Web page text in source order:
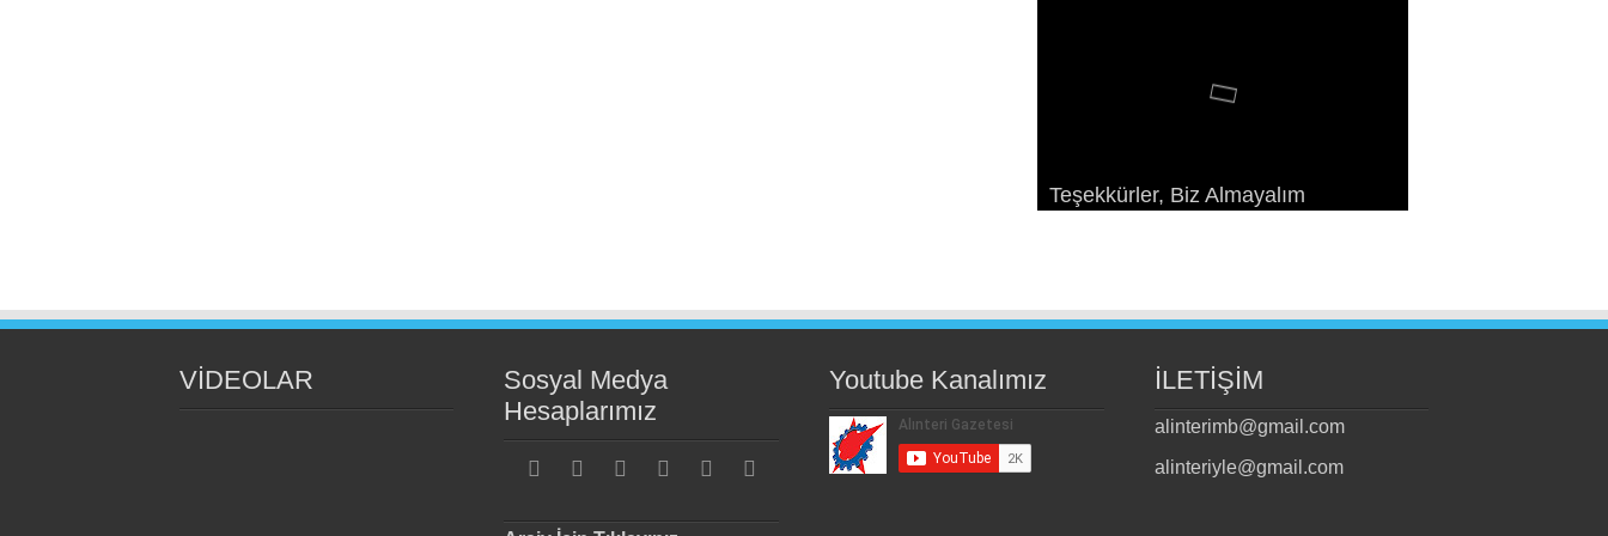
Teşekkürler, Biz Almayalım
Kazandırmak
Devrimin Esasları ve Örgütlenmesi
Konuşma
geleceğimiz*
VİDEOLAR
Sosyal Medya
Hesaplarımız
Youtube Kanalımız İLETİŞİM
alinterimb@gmail.com
alinteriyle@gmail.com